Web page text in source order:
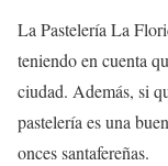
La Pastelería La
teniendo en cuenta
ciudad. Además, si
pastelería es una
onces santafereñas.